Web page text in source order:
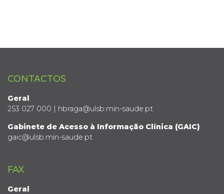
CONTACTOS
Geral
253 027 000 | hbraga@ulsb.min-saude.pt
Gabinete de Acesso à Informação Clínica (GAIC)
gaic@ulsb.min-saude.pt
FAX
Geral